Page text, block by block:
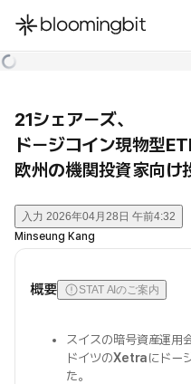
한국어
21シェアーズ、
ドージコイン現物型
欧州の機関投資家向け
入力 2026年04月28日 午前4:32
Minseung Kang
概要 STAT AIのご案内
スイスの暗号資産運用
ドイツのXetraにドー
た。